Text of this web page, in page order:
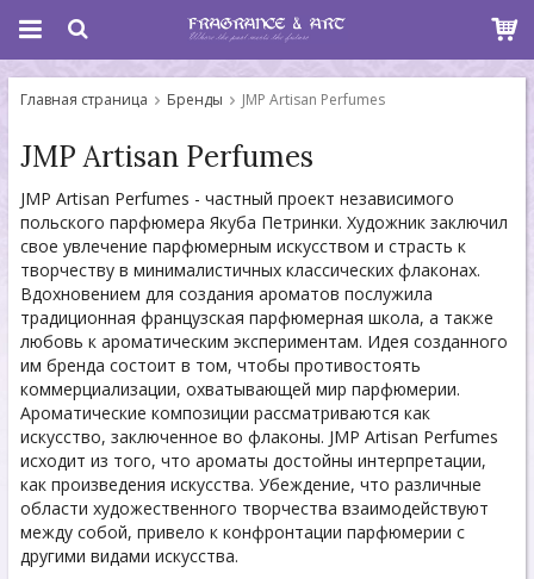
Главная страница Бренды JMP Artisan Perfumes
JMP Artisan Perfumes
JMP Artisan Perfumes - частный проект независимого
польского парфюмера Якуба Петринки. Художник заключил
свое увлечение парфюмерным искусством и страсть к
творчеству в минималистичных классических флаконах.
Вдохновением для создания ароматов послужила
традиционная французская парфюмерная школа, а также
любовь к ароматическим экспериментам. Идея созданного
им бренда состоит в том, чтобы противостоять
коммерциализации, охватывающей мир парфюмерии.
Ароматические композиции рассматриваются как
искусство, заключенное во флаконы. JMP Artisan Perfumes
исходит из того, что ароматы достойны интерпретации,
как произведения искусства. Убеждение, что различные
области художественного творчества взаимодействуют
между собой, привело к конфронтации парфюмерии с
другими видами искусства.